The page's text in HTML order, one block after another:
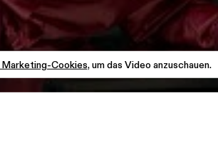
Cookies, um das Video anzuschauen.